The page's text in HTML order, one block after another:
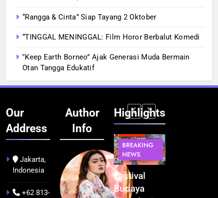
“Rangga & Cinta” Siap Tayang 2 Oktober
“TINGGAL MENINGGAL: Film Horor Berbalut Komedi
‟Keep Earth Borneo” Ajak Generasi Muda Bermain
Otan Tangga Edukatif
Our
Address
Jakarta,
Indonesia
+62 813-
Author
Info
Highlights
BERITA
NEWS
Kualitas
Pramuwisata
INFRASTRUKTUR
TEKNOLOGI
Indonesia
Resmi
BREAKING
NEWS
Festival
Budaya